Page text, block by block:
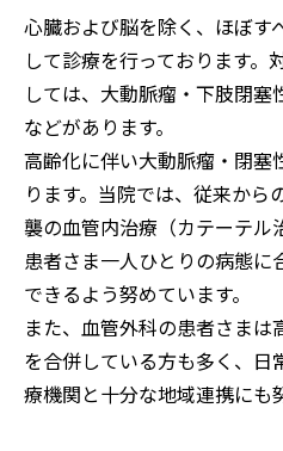
心臓および脳を除く、ほぼす
して診療を行っております。
しては、大動脈瘤・下肢閉
などがあります。
高齢化に伴い大動脈瘤・閉塞
ります。当院では、従来から
襲の血管内治療（カテーテル
患者さま一人ひとりの病態
できるよう努めています。
また、血管外科の患者さま
を合併している方も多く、
療機関と十分な地域連携にも